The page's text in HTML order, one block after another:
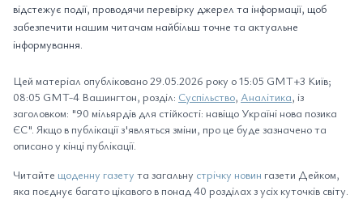
відстежує події, проводячи перевірку джерел та інформації, щоб
забезпечити нашим читачам найбільш точне та актуальне
інформування.
Цей матеріал опубліковано 29.05.2026 року о 15:05 GMT+3 Київ;
08:05 GMT-4 Вашингтон, розділ: Суспільство, Аналітика, із
заголовком: "90 мільярдів для стійкості: навіщо Україні нова позика
ЄС". Якщо в публікації з'являться зміни, про це буде зазначено та
описано у кінці публікації.
Читайте щоденну газету та загальну стрічку новин газети Дейком,
яка поєднує багато цікавого в понад 40 розділах з усіх куточків світу.